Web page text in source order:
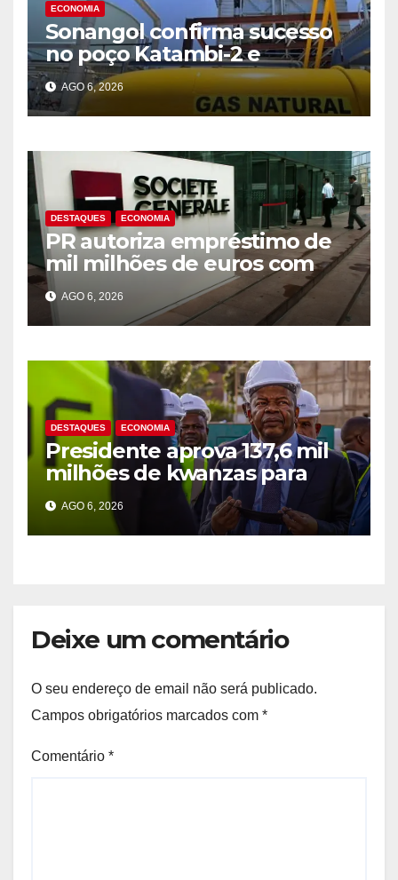
ECONOMIA
Sonangol confirma sucesso
no poço Katambi-2 e
antecipa novo ciclo de
produção de gás na Bacia de
Benguela
AGO 6, 2026
DESTAQUES ECONOMIA
PR autoriza empréstimo de
mil milhões de euros com
Société Générale para o PIP
AGO 6, 2026
DESTAQUES ECONOMIA
Presidente aprova 137,6 mil
milhões de kwanzas para
melhorar água em três
províncias
AGO 6, 2026
Deixe um comentário
O seu endereço de email não será publicado.
Campos obrigatórios marcados com *
Comentário *